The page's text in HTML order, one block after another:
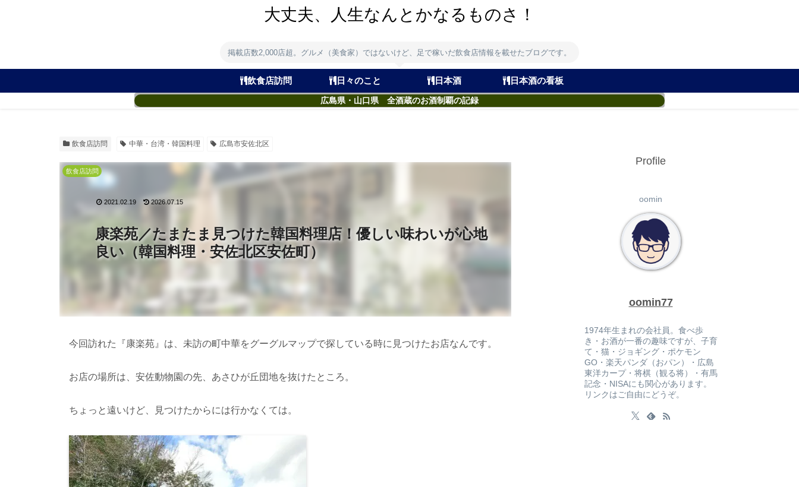
大丈夫、人生なんとかなるものさ！
掲載店数2,000店超。グルメ（美食家）ではないけど、足で稼いだ飲食店情報を載せたブログです。
飲食店訪問 日々のこと 日本酒 日本酒の看板
広島県・山口県 全酒蔵のお酒制覇の記録
飲食店訪問 中華・台湾・韓国料理 広島市安佐北区
康楽苑／たまたま見つけた韓国料理店！優しい味わいが心地
良い（韓国料理・安佐北区安佐町）
飲食店訪問
2021.02.19 2026.07.15
今回訪れた『康楽苑』は、未訪の町中華をグーグルマップで探している時に見つけたお店なんです。
お店の場所は、安佐動物園の先、あさひが丘団地を抜けたところ。
ちょっと遠いけど、見つけたからには行かなくては。
Profile
oomin
oomin77
1974年生まれの会社員。食べ歩
き・お酒が一番の趣味ですが、子育
て・猫・ジョギング・ポケモン
GO・楽天パンダ（おパン）・広島
東洋カープ・将棋（観る将）・有馬
記念・NISAにも関心があります。
リンクはご自由にどうぞ。